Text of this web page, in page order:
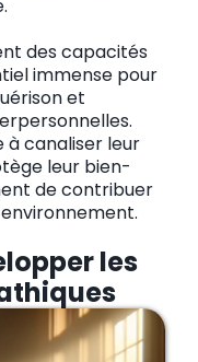
des capacités
immense pour
et
à canaliser leur
leur bien-
de contribuer
les